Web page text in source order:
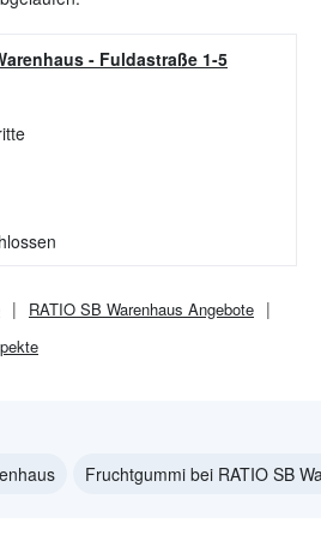
- Fuldastraße 1-5
RATIO SB Warenhaus Angebote
Fruchtgummi bei RATIO SB